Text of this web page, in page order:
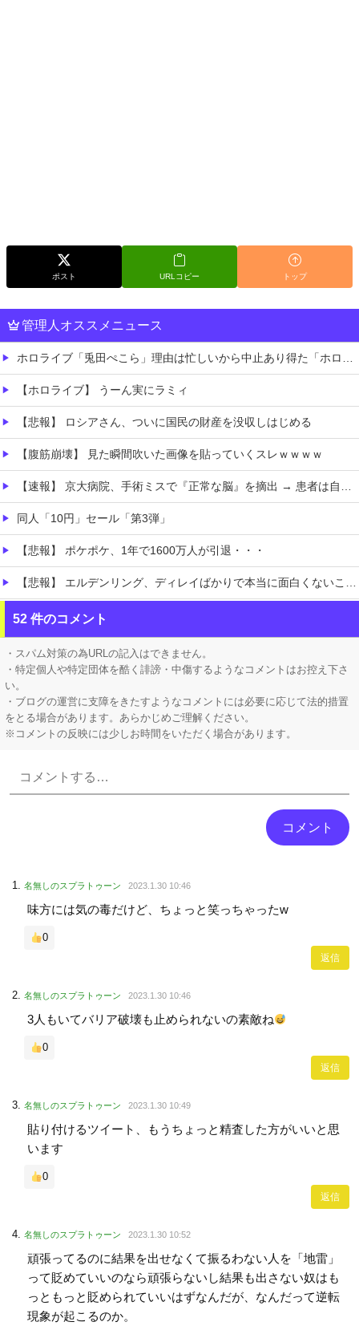
ポスト URLコピー トップ
管理人オススメニュース
ホロライブ「兎田ぺこら」理由は忙しいから中止あり得た「ホロ夏アモアス」野うさぎから守るために主催者記載？姫を庇う大空スバルにルーナイト感謝
【ホロライブ】 うーん実にラミィ
【悲報】 ロシアさん、ついに国民の財産を没収しはじめる
【腹筋崩壊】 見た瞬間吹いた画像を貼っていくスレｗｗｗｗ
【速報】 京大病院、手術ミスで『正常な脳』を摘出 → 患者は自発呼吸不可能な植物状態に
同人「10円」セール「第3弾」
【悲報】 ポケポケ、1年で1600万人が引退・・・
【悲報】 エルデンリング、ディレイばかりで本当に面白くないこのゲーム←賛同の声が多数…
【シンデレラガールズ】 百鬼夜行をテーマとしたPOP UP SHOPが東京・大阪にて開催
任天堂ソフトのダウンロード率61.5%ｗｗｗ
52 件のコメント
・スパム対策の為URLの記入はできません。
・特定個人や特定団体を酷く誹謗・中傷するようなコメントはお控え下さ
い。
・ブログの運営に支障をきたすようなコメントには必要に応じて法的措置
をとる場合があります。あらかじめご理解ください。
※コメントの反映には少しお時間をいただく場合があります。
名無しのスプラトゥーン 2023.1.30 10:46
味方には気の毒だけど、ちょっと笑っちゃったw
0
返信
名無しのスプラトゥーン 2023.1.30 10:46
3人もいてバリア破壊も止められないの素敵ね
0
返信
名無しのスプラトゥーン 2023.1.30 10:49
貼り付けるツイート、もうちょっと精査した方がいいと思
います
0
返信
名無しのスプラトゥーン 2023.1.30 10:52
頑張ってるのに結果を出せなくて振るわない人を「地雷」
って貶めていいのなら頑張らないし結果も出さない奴はも
っともっと貶められていいはずなんだが、なんだって逆転
現象が起こるのか。